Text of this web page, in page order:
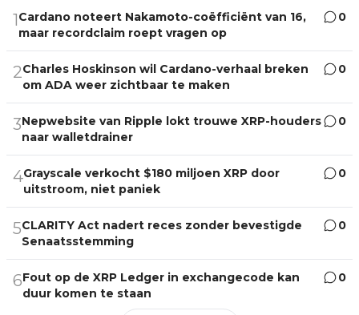
1Cardano noteert Nakamoto-coëfficiënt van 16,
maar recordclaim roept vragen op
0
2Charles Hoskinson wil Cardano-verhaal breken
om ADA weer zichtbaar te maken
0
3Nepwebsite van Ripple lokt trouwe XRP-houders
naar walletdrainer
0
4Grayscale verkocht $180 miljoen XRP door
uitstroom, niet paniek
0
5CLARITY Act nadert reces zonder bevestigde
Senaatsstemming
0
6Fout op de XRP Ledger in exchangecode kan
duur komen te staan
0